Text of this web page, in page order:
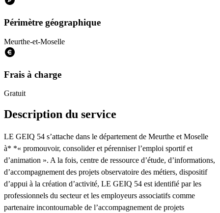
Périmètre géographique
Meurthe-et-Moselle
Frais à charge
Gratuit
Description du service
LE GEIQ 54 s’attache dans le département de Meurthe et Moselle
à* *« promouvoir, consolider et pérenniser l’emploi sportif et
d’animation ». A la fois, centre de ressource d’étude, d’informations,
d’accompagnement des projets observatoire des métiers, dispositif
d’appui à la création d’activité, LE GEIQ 54 est identifié par les
professionnels du secteur et les employeurs associatifs comme
partenaire incontournable de l’accompagnement de projets